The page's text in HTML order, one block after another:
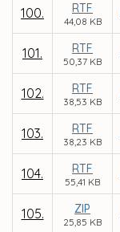
100. RTF
44,08 KB
101. RTF
50,37 KB
102. RTF
38,53 KB
103. RTF
38,23 KB
104. RTF
55,41 KB
105. ZIP
25,85 KB